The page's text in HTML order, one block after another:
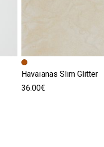
Havaïanas Slim Glitter
36.00€